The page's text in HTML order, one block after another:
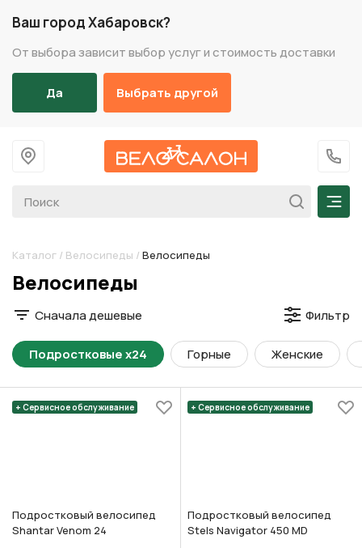
Ваш город Хабаровск?
От выбора зависит выбор услуг и стоимость доставки
Да Выбрать другой
На главную
+7
Каталог / Велосипеды / Велосипеды
Разделы каталога
Велосипеды
Сначала дешевые Фильтр
Горные Женские
Подростковые х24
+ Сервисное обслуживание
Подростковый велосипед
Shantar Venom 24
+ Сервисное обслуживание
Подростковый велосипед
Stels Navigator 450 MD